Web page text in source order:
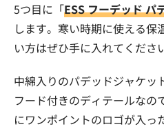
5つ目に「ESS フーデッド パ
します。寒い時期に使える保
い方はぜひ手に入れてくださ
中綿入りのパデッドジャケッ
フード付きのディテールなの
にワンポイントのロゴが入っ